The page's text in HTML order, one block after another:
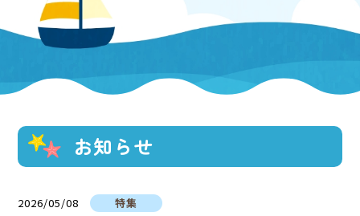
お知らせ
2026/05/08 特集